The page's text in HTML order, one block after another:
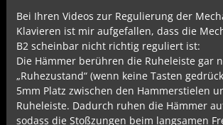
Bei Ihren Videos zur Regulierung der
Klavieren ist mir aufgefallen, dass die
B2 scheinbar nicht richtig reguliert ist:
Die Hämmer berühren die Ruheleiste gar
„Ruhezustand“ (wenn keine Tasten
5mm Platz zwischen den Hammerstielen
Ruheleiste. Dadurch ruhen die Hämmer
sodass die Stoßzungen beim langsamen